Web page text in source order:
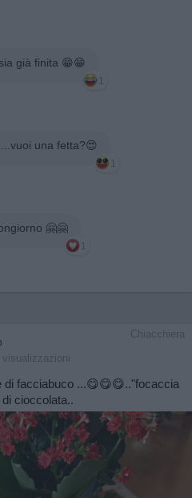
già finita 😁😁
1
una fetta?😍
1
🤗🤗
1
Chiacchiera
visualizzazioni
di facciabuco ...😋😋😋.."focaccia
cioccolata..